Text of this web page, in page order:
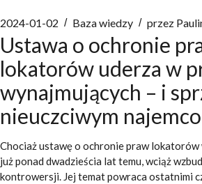
2024-01-02 Baza wiedzy przez
Ustawa o ochronie
lokatorów uderza w
wynajmujących – i
nieuczciwym
Chociaż ustawę o ochronie praw
już ponad dwadzieścia lat temu, wciąż
kontrowersji. Jej temat powraca ostatnimi